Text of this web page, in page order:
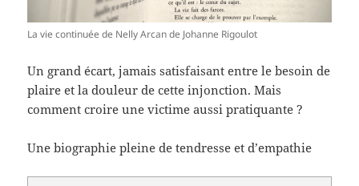
La vie continuée de Nelly Arcan de Johanne Rigoulot
Un grand écart, jamais satisfaisant entre le besoin de
plaire et la douleur de cette injonction. Mais
comment croire une victime aussi pratiquante ?
Une biographie pleine de tendresse et d’empathie